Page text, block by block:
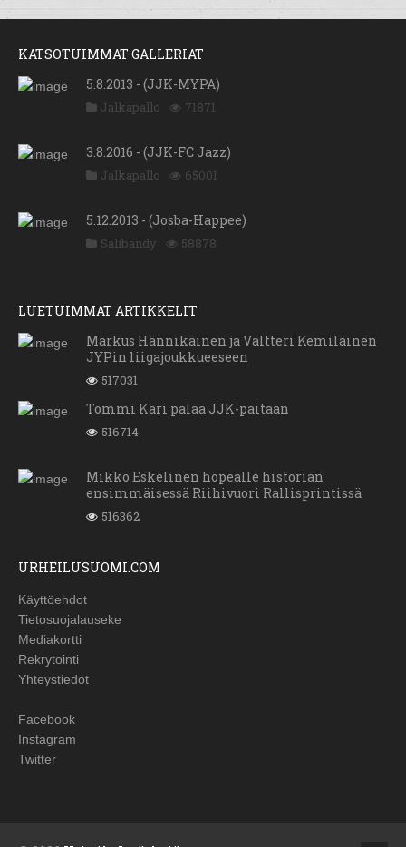
KATSOTUIMMAT GALLERIAT
5.8.2013 - (JJK-MYPA)
Jalkapallo 71871
3.8.2016 - (JJK-FC Jazz)
Jalkapallo 65001
5.12.2013 - (Josba-Happee)
Salibandy 58878
LUETUIMMAT ARTIKKELIT
Markus Hännikäinen ja Valtteri Kemiläinen
JYPin liigajoukkueeseen
517031
Tommi Kari palaa JJK-paitaan
516714
Mikko Eskelinen hopealle historian
ensimmäisessä Riihivuori Rallisprintissä
516362
URHEILUSUOMI.COM
Käyttöehdot
Tietosuojalauseke
Mediakortti
Rekrytointi
Yhteystiedot
Facebook
Instagram
Twitter